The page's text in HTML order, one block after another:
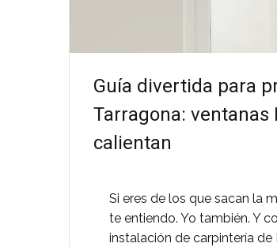
Guía divertida para
Tarragona: ventanas
calientan
Si eres de los que sacan la
te entiendo. Yo también. Y
instalación de carpintería